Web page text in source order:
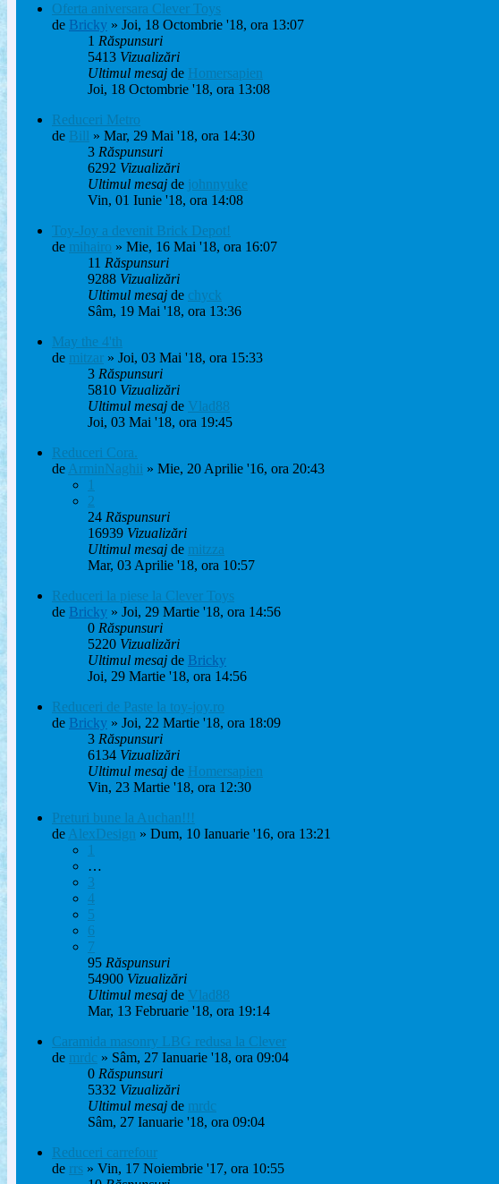
Oferta aniversara Clever Toys
de Bricky » Joi, 18 Octombrie '18, ora 13:07
1 Răspunsuri
5413 Vizualizări
Ultimul mesaj de Homersapien
Joi, 18 Octombrie '18, ora 13:08
Reduceri Metro
de Bill » Mar, 29 Mai '18, ora 14:30
3 Răspunsuri
6292 Vizualizări
Ultimul mesaj de johnnyuke
Vin, 01 Iunie '18, ora 14:08
Toy-Joy a devenit Brick Depot!
de mihairo » Mie, 16 Mai '18, ora 16:07
11 Răspunsuri
9288 Vizualizări
Ultimul mesaj de chyck
Sâm, 19 Mai '18, ora 13:36
May the 4'th
de mitzar » Joi, 03 Mai '18, ora 15:33
3 Răspunsuri
5810 Vizualizări
Ultimul mesaj de Vlad88
Joi, 03 Mai '18, ora 19:45
Reduceri Cora.
de ArminNaghii » Mie, 20 Aprilie '16, ora 20:43
1
2
24 Răspunsuri
16939 Vizualizări
Ultimul mesaj de mitzza
Mar, 03 Aprilie '18, ora 10:57
Reduceri la piese la Clever Toys
de Bricky » Joi, 29 Martie '18, ora 14:56
0 Răspunsuri
5220 Vizualizări
Ultimul mesaj de Bricky
Joi, 29 Martie '18, ora 14:56
Reduceri de Paste la toy-joy.ro
de Bricky » Joi, 22 Martie '18, ora 18:09
3 Răspunsuri
6134 Vizualizări
Ultimul mesaj de Homersapien
Vin, 23 Martie '18, ora 12:30
Preturi bune la Auchan!!!
de AlexDesign » Dum, 10 Ianuarie '16, ora 13:21
1
…
3
4
5
6
7
95 Răspunsuri
54900 Vizualizări
Ultimul mesaj de Vlad88
Mar, 13 Februarie '18, ora 19:14
Caramida masonry LBG redusa la Clever
de mrdc » Sâm, 27 Ianuarie '18, ora 09:04
0 Răspunsuri
5332 Vizualizări
Ultimul mesaj de mrdc
Sâm, 27 Ianuarie '18, ora 09:04
Reduceri carrefour
de rrs » Vin, 17 Noiembrie '17, ora 10:55